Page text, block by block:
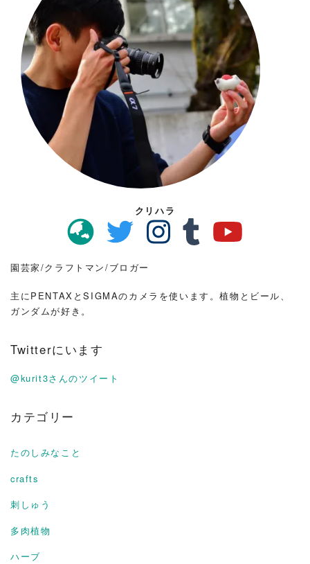
クリハラ
園芸家/クラフトマン/ブロガー
主にPENTAXとSIGMAのカメラを使います。植物とビール、
ガンダムが好き。
Twitterにいます
@kurit3さんのツイート
カテゴリー
たのしみなこと
crafts
刺しゅう
多肉植物
ハーブ